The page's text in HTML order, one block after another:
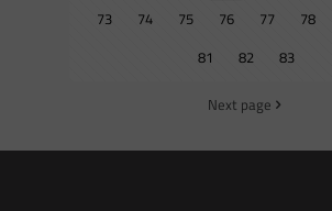
73
74 75 76 77 78
81
82 83
Next page